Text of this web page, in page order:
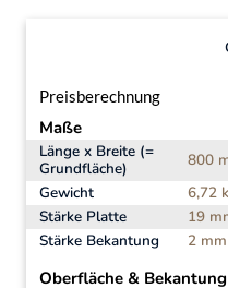
Preisberechnung
Maße
Länge x Breite (=
Grundfläche)
800
Gewicht
6,72
Stärke Platte
19
Stärke Bekantung
2 mm
Oberfläche & Bekantung